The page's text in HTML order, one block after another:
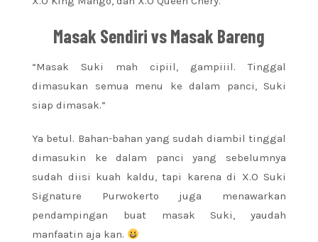
Masak Sendiri vs Masak Bareng
“Masak Suki mah cipiil, gampiiil. Tinggal
dimasukan semua menu ke dalam panci, Suki
siap dimasak.”
Ya betul. Bahan-bahan yang sudah diambil tinggal
dimasukin ke dalam panci yang sebelumnya
sudah diisi kuah kaldu, tapi karena di X.O Suki
Signature Purwokerto juga menawarkan
pendampingan buat masak Suki, yaudah
manfaatin aja kan.